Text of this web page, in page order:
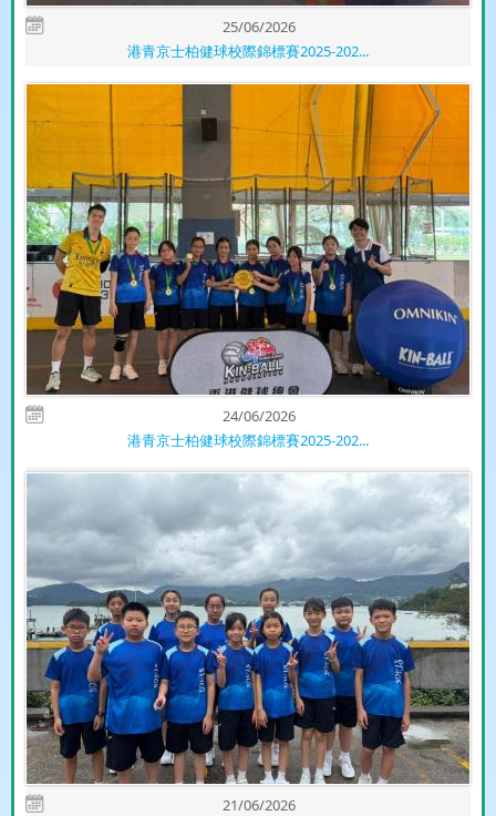
25/06/2026
港青京士柏健球校際錦標賽2025-202...
24/06/2026
港青京士柏健球校際錦標賽2025-202...
21/06/2026